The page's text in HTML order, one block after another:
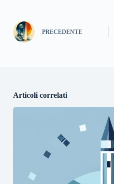
PRECEDENTE
Articoli correlati